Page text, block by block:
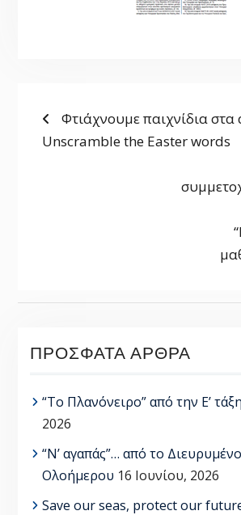
ΠΛΟΉΓΗΣΗ
ΆΡΘΡΩΝ
Previous
post:
Φτιάχνουμε παιχνίδια στα
Unscramble the Easter words
ΠΡΌΣΦΑΤΑ ΆΡΘΡΑ
“Το Πλανόνειρο” από την Ε’ τάξη
2026
“Ν’ αγαπάς”… από το
Ολοήμερου 16 Ιουνίου, 2026
Save our seas, protect our